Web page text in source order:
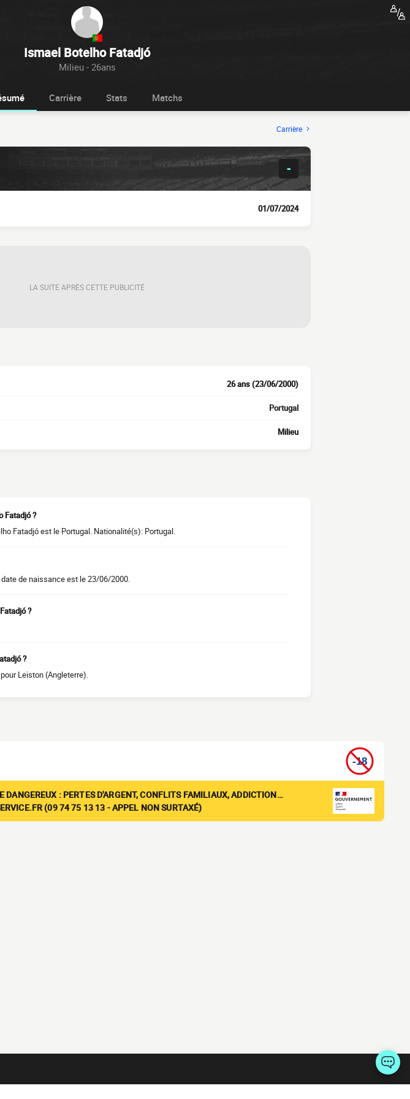
Ismael Botelho Fatadjó
Milieu - 26ans
Carrière Stats Matchs
Carrière
-
01/07/2024
LA SUITE APRÈS CETTE PUBLICITÉ
26 ans (23/06/2000)
Portugal
Milieu
Fatadjó ?
Fatadjó est le Portugal. Nationalité(s): Portugal.
de naissance est le 23/06/2000.
?
?
Leiston (Angleterre).
DANGEREUX : PERTES D'ARGENT, CONFLITS FAMILIAUX, ADDICTION…
(09 74 75 13 13 - APPEL NON SURTAXÉ)